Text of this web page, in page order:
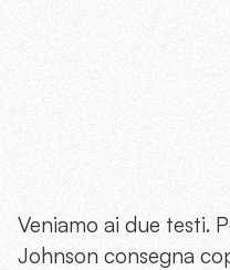
Veniamo ai due testi.
Johnson consegna